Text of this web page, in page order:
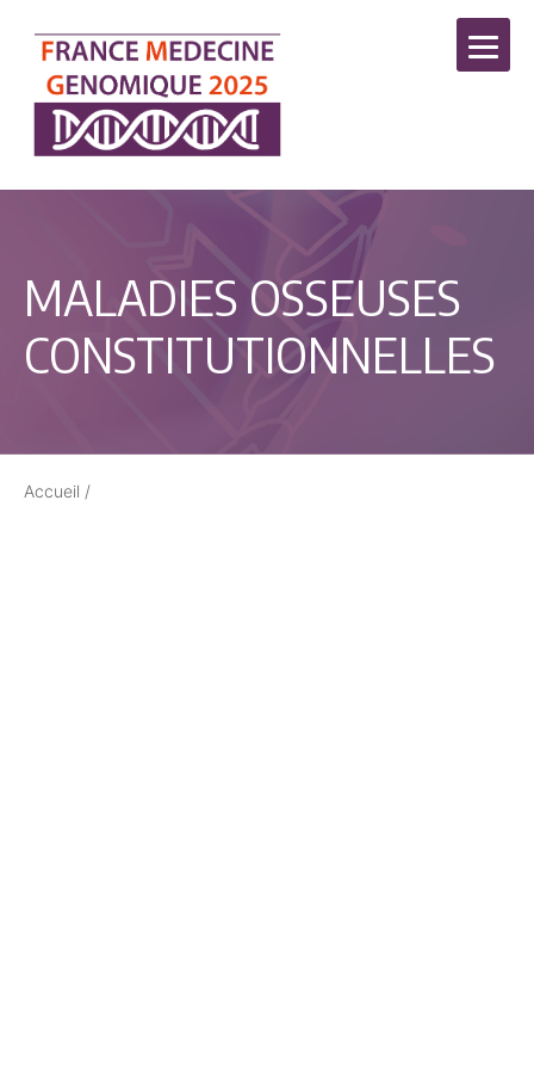
MALADIES OSSEUSES
CONSTITUTIONNELLES
Accueil /